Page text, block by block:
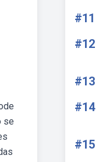
se
#11
#12
#13
#14
#15